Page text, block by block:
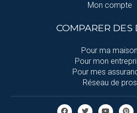
Mon compte
COMPARER DES
Pour ma maison
Pour mon
Pour mes
Réseau de pros